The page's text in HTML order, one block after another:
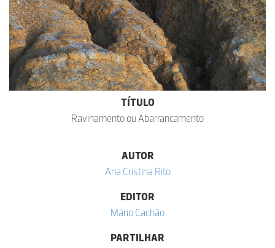
TÍTULO
Ravinamento ou Abarrancamento
AUTOR
Ana Cristina Rito
EDITOR
Mário Cachão
PARTILHAR